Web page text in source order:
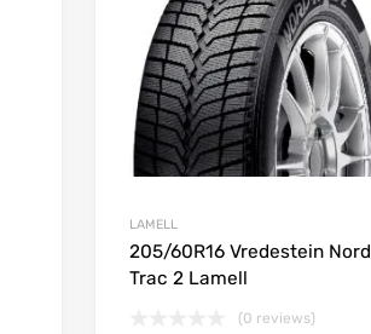
LAMELL
205/60R16 Vredestein Nord
Trac 2 Lamell
(0 reviews)